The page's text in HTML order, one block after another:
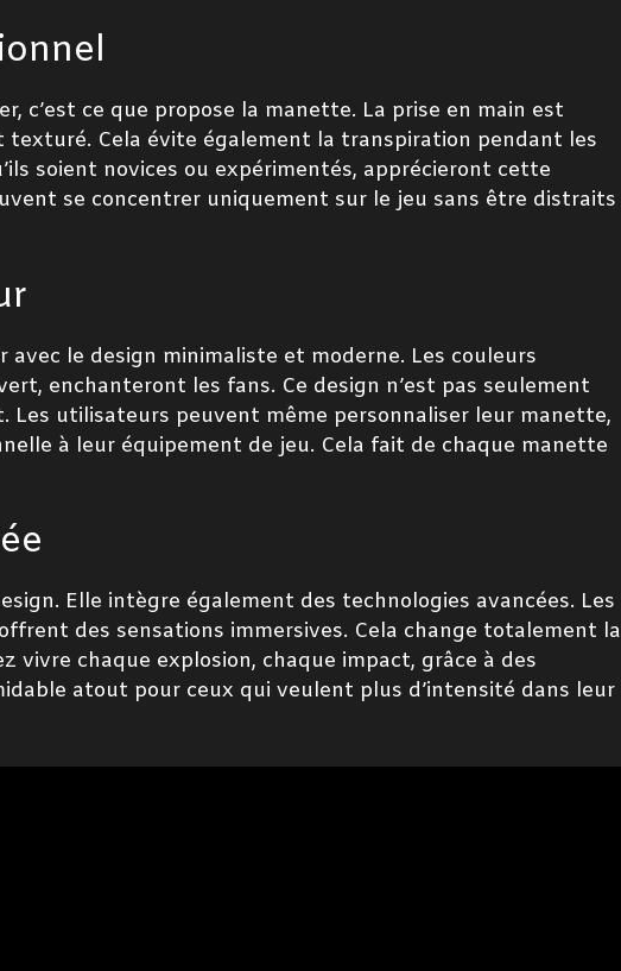
c’est ce que propose la manette. La prise en main est
texturé. Cela évite également la transpiration pendant les
soient novices ou expérimentés, apprécieront cette
se concentrer uniquement sur le jeu sans être distraits
le design minimaliste et moderne. Les couleurs
enchanteront les fans. Ce design n’est pas seulement
utilisateurs peuvent même personnaliser leur manette,
à leur équipement de jeu. Cela fait de chaque manette
Elle intègre également des technologies avancées. Les
des sensations immersives. Cela change totalement la
vivre chaque explosion, chaque impact, grâce à des
atout pour ceux qui veulent plus d’intensité dans leur